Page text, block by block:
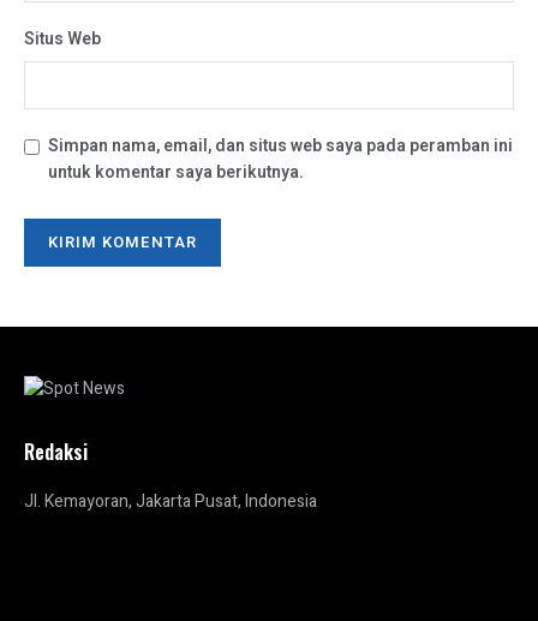
Situs Web
Simpan nama, email, dan situs web saya pada peramban ini
untuk komentar saya berikutnya.
Redaksi
Jl. Kemayoran, Jakarta Pusat, Indonesia